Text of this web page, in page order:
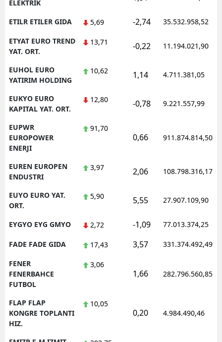
ELEKTRIK
ETILR ETILER GIDA 5,69 -2,74 35.532.958,52
ETYAT EURO TREND
YAT. ORT.
13,71 -0,22 11.194.021,90
EUHOL EURO
YATIRIM HOLDING
10,62 1,14 4.711.381,05
EUKYO EURO
KAPITAL YAT. ORT.
12,80 -0,78 9.221.557,99
EUPWR
EUROPOWER
ENERJI
91,70
0,66 911.874.814,50
EUREN EUROPEN
ENDUSTRI
3,97 2,06 108.798.316,17
EUYO EURO YAT.
ORT.
5,90 5,55 27.907.109,90
EYGYO EYG GMYO 2,72 -1,09 77.013.374,25
FADE FADE GIDA 17,43 3,57 331.374.492,49
FENER
FENERBAHCE
FUTBOL
3,06
1,66 282.796.560,85
FLAP FLAP
KONGRE TOPLANTI
HIZ.
10,05
0,20 4.984.490,46